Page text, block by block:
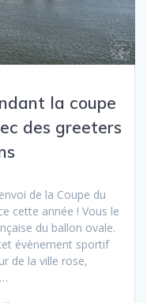
la coupe
des greeters
de la Coupe du
cette année ! Vous le
du ballon ovale.
évènement sportif
de la ville rose,